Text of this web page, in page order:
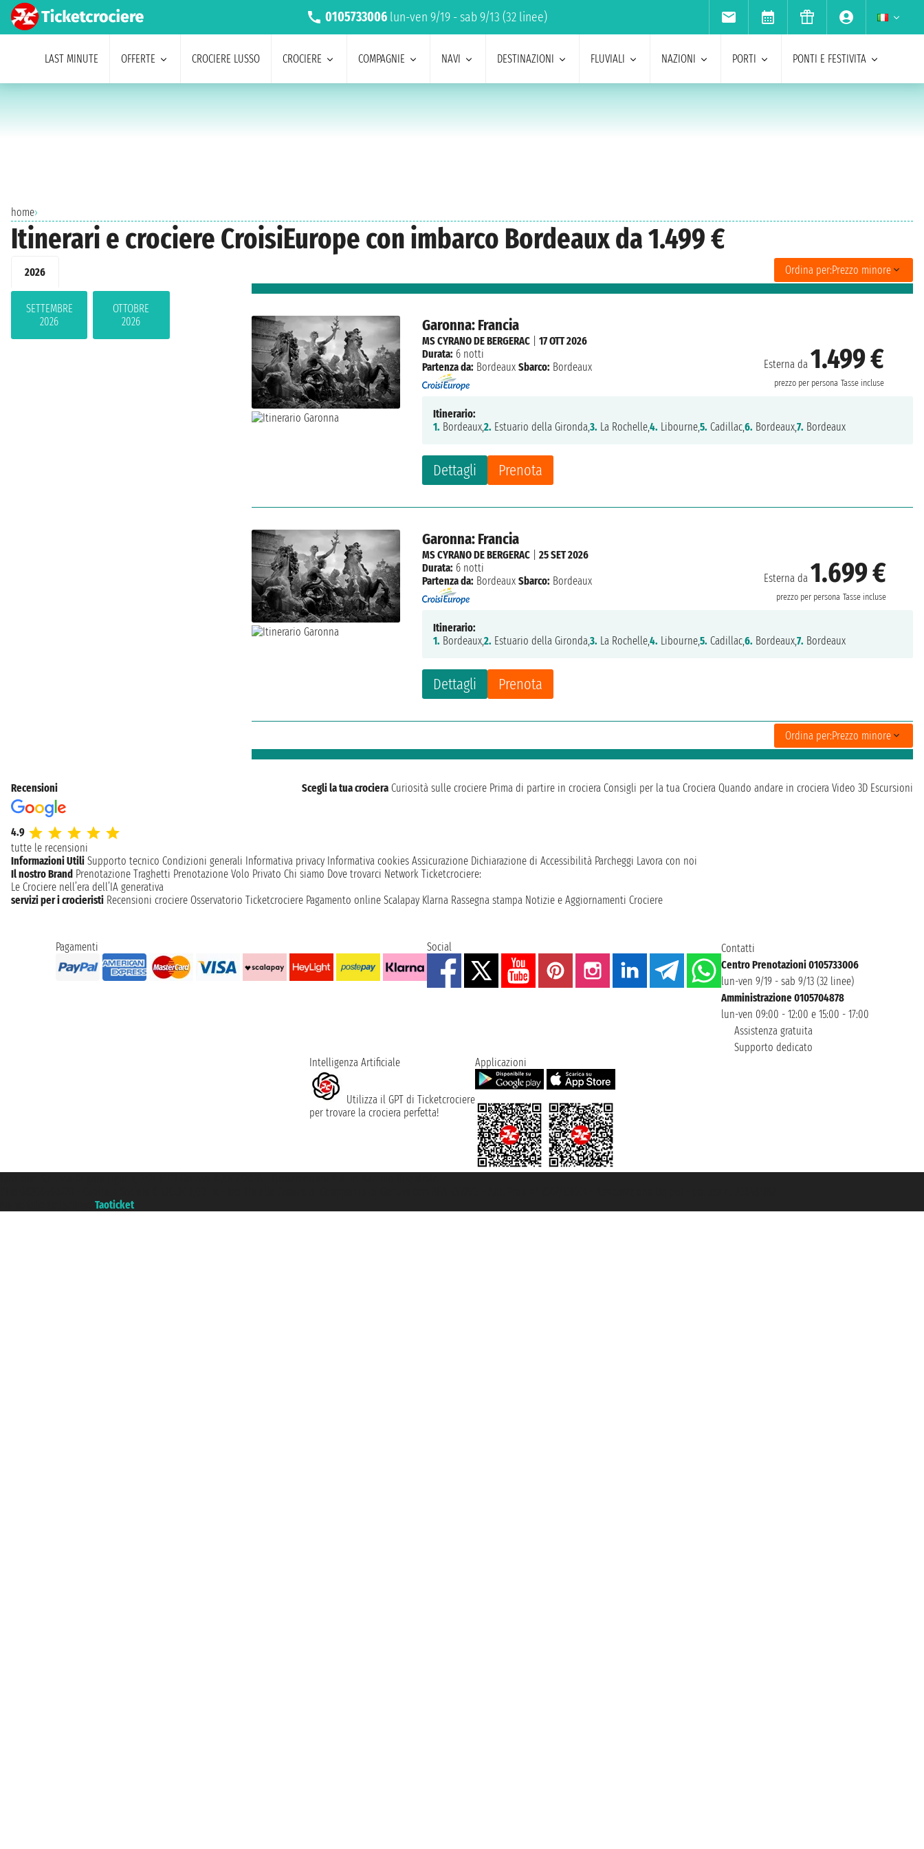
0105733006 lun-ven 9/19 - sab 9/13 (32 linee)
LAST MINUTE OFFERTE CROCIERE LUSSO CROCIERE COMPAGNIE NAVI DESTINAZIONI FLUVIALI NAZIONI PORTI PONTI E FESTIVITA
home›
Itinerari e crociere CroisiEurope con imbarco Bordeaux da 1.499 €
2026
SETTEMBRE
2026
OTTOBRE
2026
Ordina per:Prezzo minore
Garonna: Francia
Esterna da 1.499 €
prezzo per persona Tasse incluse
Dettagli Prenota
MS CYRANO DE BERGERAC |17 OTT 2026
Durata: 6 notti
Partenza da: Bordeaux Sbarco: Bordeaux
Itinerario:
1. Bordeaux,2. Estuario della Gironda,3. La Rochelle,4. Libourne,5. Cadillac,6. Bordeaux,7. Bordeaux
Garonna: Francia
Esterna da 1.699 €
prezzo per persona Tasse incluse
Dettagli Prenota
MS CYRANO DE BERGERAC |25 SET 2026
Durata: 6 notti
Partenza da: Bordeaux Sbarco: Bordeaux
Itinerario:
1. Bordeaux,2. Estuario della Gironda,3. La Rochelle,4. Libourne,5. Cadillac,6. Bordeaux,7. Bordeaux
Ordina per:Prezzo minore
Recensioni
4.9
tutte le recensioni
Scegli la tua crociera Curiosità sulle crociere Prima di partire in crociera Consigli per la tua Crociera Quando andare in crociera Video 3D Escursioni
Informazioni Utili Supporto tecnico Condizioni generali Informativa privacy Informativa cookies Assicurazione Dichiarazione di Accessibilità Parcheggi Lavora con noi
Il nostro Brand Prenotazione Traghetti Prenotazione Volo Privato Chi siamo Dove trovarci Network Ticketcrociere:
Le Crociere nell’era dell’IA generativa
servizi per i crocieristi Recensioni crociere Osservatorio Ticketcrociere Pagamento online Scalapay Klarna Rassegna stampa Notizie e Aggiornamenti Crociere
Pagamenti Social
Contatti
Centro Prenotazioni 0105733006
lun-ven 9/19 - sab 9/13 (32 linee)
Amministrazione 0105704878
lun-ven 09:00 - 12:00 e 15:00 - 17:00
Assistenza gratuita
Supporto dedicato
Intelligenza Artificiale
Utilizza il GPT di Ticketcrociere
per trovare la crociera perfetta!
Applicazioni
Taoticket